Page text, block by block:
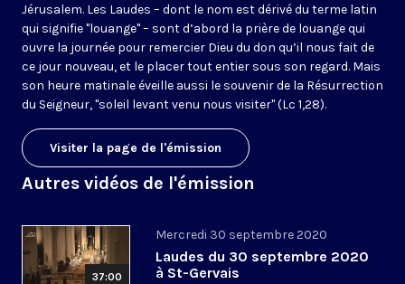
Jérusalem. Les Laudes – dont le nom est dérivé du terme latin
qui signifie "louange" – sont d’abord la prière de louange qui
ouvre la journée pour remercier Dieu du don qu’il nous fait de
ce jour nouveau, et le placer tout entier sous son regard. Mais
son heure matinale éveille aussi le souvenir de la Résurrection
du Seigneur, "soleil levant venu nous visiter" (Lc 1,28).
Visiter la page de l'émission
Autres vidéos de l'émission
37:00
Mercredi 30 septembre 2020
Laudes du 30 septembre 2020
à St-Gervais